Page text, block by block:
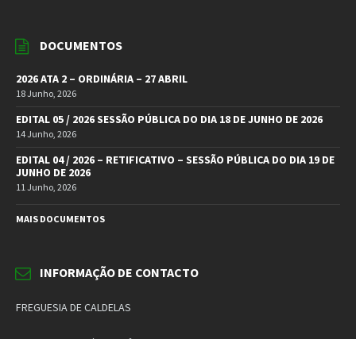
DOCUMENTOS
2026 ATA 2 – ORDINÁRIA – 27 ABRIL
18 Junho, 2026
EDITAL 05 / 2026 SESSÃO PÚBLICA DO DIA 18 DE JUNHO DE 2026
14 Junho, 2026
EDITAL 04 / 2026 – RETIFICATIVO – SESSÃO PÚBLICA DO DIA 19 DE
JUNHO DE 2026
11 Junho, 2026
MAIS DOCUMENTOS
INFORMAÇÃO DE CONTACTO
FREGUESIA DE CALDELAS